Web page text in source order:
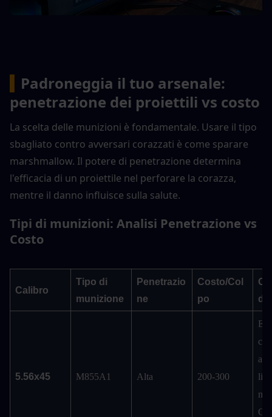
Padroneggia il tuo arsenale:
penetrazione dei proiettili vs costo
La scelta delle munizioni è fondamentale. Usare il tipo
sbagliato contro avversari corazzati è come sparare
marshmallow. Il potere di penetrazione determina
l'efficacia di un proiettile nel perforare la corazza,
mentre il danno influisce sulla salute.
Tipi di munizioni: Analisi Penetrazione vs
Costo
Calibro
Tipo di
munizione
Penetrazio
ne
Costo/Col
po
5.56x45 M855A1 Alta 200-300